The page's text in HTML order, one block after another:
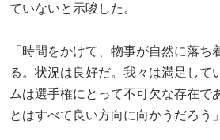
ていないと示唆した。
「時間をかけて、物事が自然に落ち
る。状況は良好だ。我々は満足して
ムは選手権にとって不可欠な存在で
とはすべて良い方向に向かうだろう」